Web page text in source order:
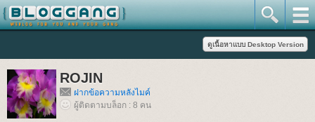
ROJIN
ฝากข้อความหลังไมค์
ผู้ติดตามบล็อก : 8 คน